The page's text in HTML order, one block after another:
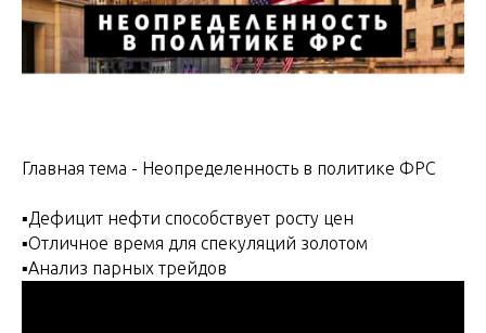
Главная тема - Неопределенность в политике ФРС
▪️Дефицит нефти способствует росту цен
▪️Отличное время для спекуляций золотом
▪️Анализ парных трейдов